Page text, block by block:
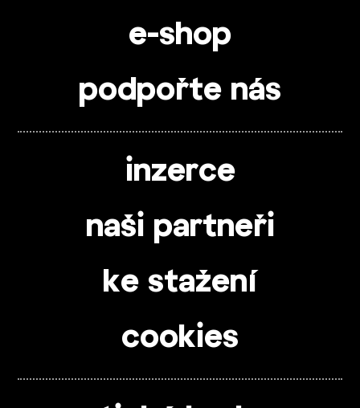
e-shop
podpořte nás
inzerce
naši partneři
ke stažení
cookies